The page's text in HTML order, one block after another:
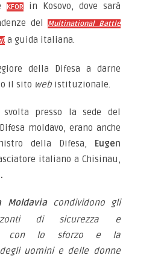
KFOR
in Kosovo, dove sarà
delMultinational Battle
a guida italiana.
della Difesa a darne
il sito web istituzionale.
svolta presso la sede del
moldavo, erano anche
della Difesa, Eugen
italiano a Chisinau,
Moldaviacondividono gli
di sicurezza e
con lo sforzo e la
uomini e delle donne